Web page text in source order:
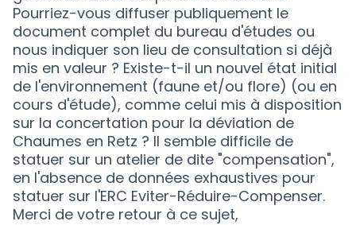
Pourriez-vous diffuser publiquement le
document complet du bureau d'études ou
nous indiquer son lieu de consultation si déjà
mis en valeur ? Existe-t-il un nouvel état initial
de l'environnement (faune et/ou flore) (ou en
cours d'étude), comme celui mis à disposition
sur la concertation pour la déviation de
Chaumes en Retz ? Il semble difficile de
statuer sur un atelier de dite "compensation",
en l'absence de données exhaustives pour
statuer sur l'ERC Eviter-Réduire-Compenser.
Merci de votre retour à ce sujet,